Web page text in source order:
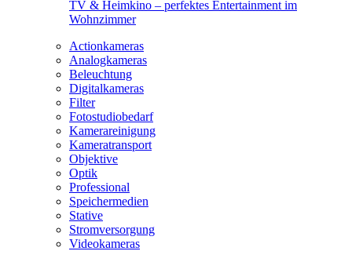
TV & Heimkino – perfektes Entertainment im
Wohnzimmer
Actionkameras
Analogkameras
Beleuchtung
Digitalkameras
Filter
Fotostudiobedarf
Kamerareinigung
Kameratransport
Objektive
Optik
Professional
Speichermedien
Stative
Stromversorgung
Videokameras